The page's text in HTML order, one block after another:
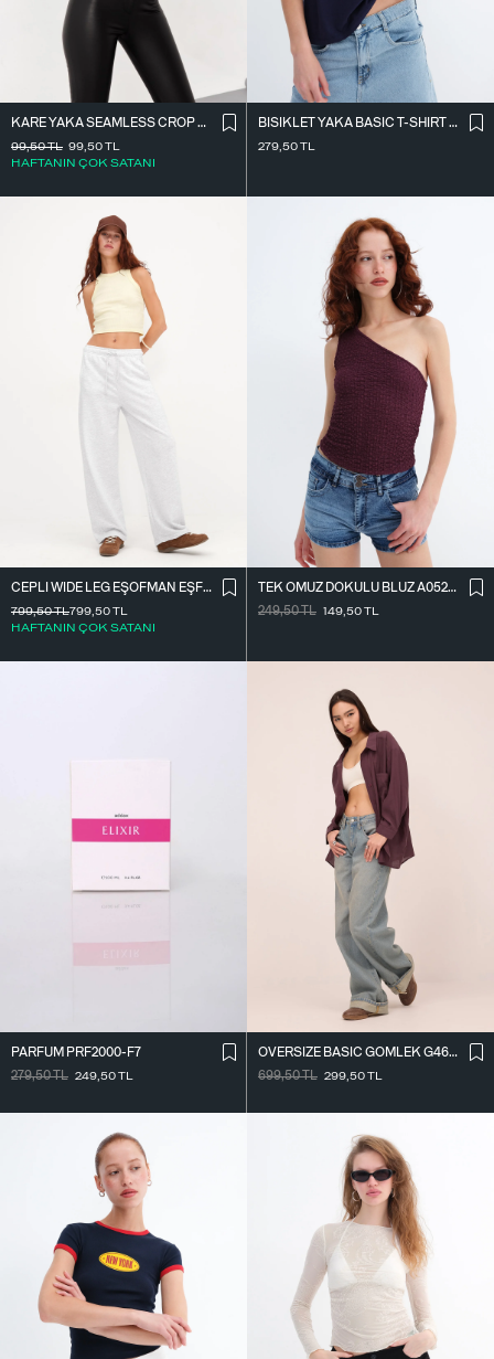
KARE YAKA SEAMLESS CROP ATLET A0187-L5
99,50TL
HAFTANIN ÇOK SATANI
99,50TL
BISIKLET YAKA BASIC T-SHIRT P4322-1
279,50TL
CEPLI WIDE LEG EŞOFMAN EŞF10487
799,50TL
HAFTANIN ÇOK SATANI
799,50TL
TEK OMUZ DOKULU BLUZ A0522-E2
249,50TL 149,50TL
PARFÜM PRF2000-F7
279,50TL 249,50TL
OVERSIZE BASIC GÖMLEK G4612-Z2
699,50TL 299,50TL